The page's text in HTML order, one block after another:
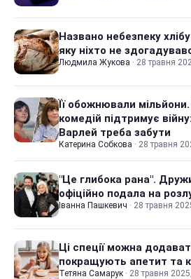
Названо небезпеку
яку ніхто не
Людмила Жукова · 28 травня
Її обожнювали
комедій підтримує
Варлей треба забути
Катерина Собкова · 28 травня
"Це глибока рана".
офіційно подала на
Іванна Пашкевич · 28 травня
Ці спеції можна
покращують апетит та
Тетяна Самарук · 28 травня